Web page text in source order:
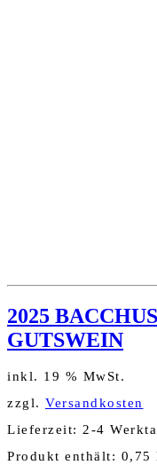
2025
GUTSWEIN
inkl. 19 % MwSt.
zzgl. Versandkosten
Lieferzeit: 2-4
Produkt enthält: 0,75